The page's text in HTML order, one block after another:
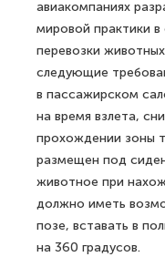
авиакомпаниях
мировой практики
перевозки
следующие
в пассажирском
на время взлета,
прохождении зоны
размещен под
животное при
должно иметь
позе, вставать в
на 360 градусов.